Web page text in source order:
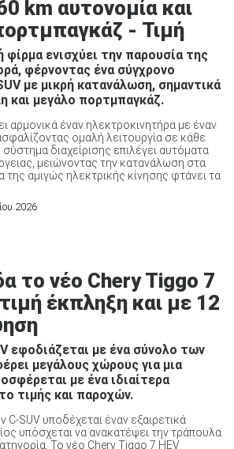
km αυτονομία και
- Τιμή
φίρμα ενισχύει την παρουσία της
φέρνοντας ένα σύγχρονο
με μικρή κατανάλωση, σημαντικά
και μεγάλο πορτμπαγκάζ.
αρμονικά έναν ηλεκτροκινητήρα με έναν
ομαλή λειτουργία σε κάθε
διαχείρισης επιλέγει αυτόματα
μειώνοντας την κατανάλωση στα
της αμιγώς ηλεκτρικής κίνησης φτάνει τα
2026
το νέο Chery Tiggo 7
έκπληξη και με 12
εφοδιάζεται με ένα σύνολο των
μεγάλους χώρους για μια
με ένα ιδιαίτερα
τιμής και παροχών.
C-SUV υποδέχεται έναν εξαιρετικά
υπόσχεται να ανακατέψει την τράπουλα
Το νέο Chery Tiggo 7 HEV